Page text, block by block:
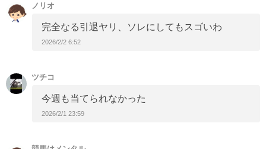
ノリオ
完全なる引退ヤリ、ソレにしてもスゴいわ
2026/2/2 6:52
ツチコ
今週も当てられなかった
2026/2/1 23:59